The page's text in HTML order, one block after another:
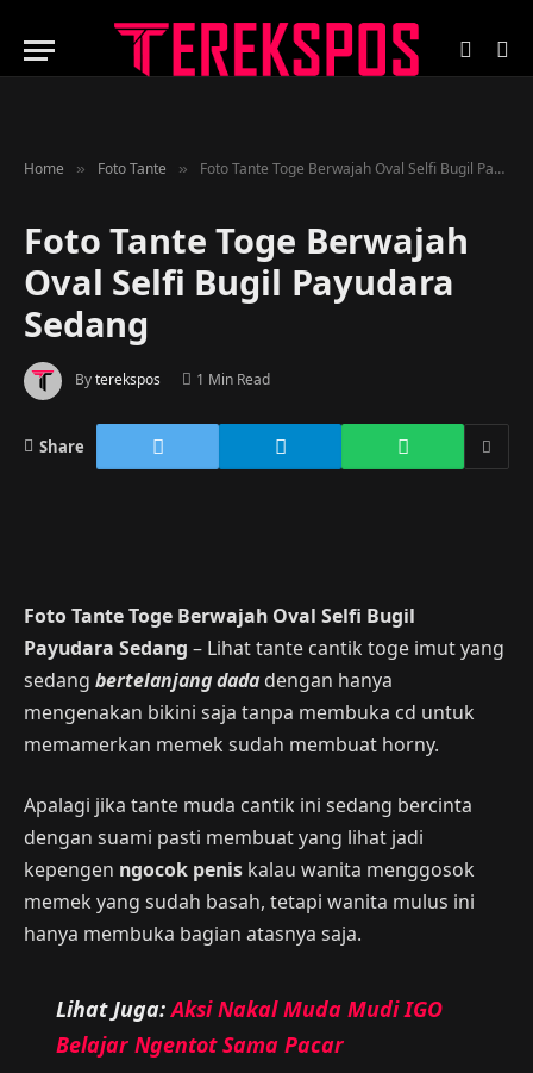
Home » Foto Tante » Foto Tante Toge Berwajah Oval Selfi Bugil Payudara Sedang
Foto Tante Toge Berwajah
Oval Selfi Bugil Payudara
Sedang
Byterekspos 1 Min Read
Share
Foto Tante Toge Berwajah Oval Selfi Bugil
Payudara Sedang – Lihat tante cantik toge imut yang
sedang bertelanjang dada dengan hanya
mengenakan bikini saja tanpa membuka cd untuk
memamerkan memek sudah membuat horny.
Apalagi jika tante muda cantik ini sedang bercinta
dengan suami pasti membuat yang lihat jadi
kepengen ngocok penis kalau wanita menggosok
memek yang sudah basah, tetapi wanita mulus ini
hanya membuka bagian atasnya saja.
Lihat Juga:Aksi Nakal Muda Mudi IGO
Belajar Ngentot Sama Pacar